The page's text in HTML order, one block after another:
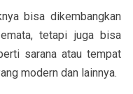
bisa dikembangkan
tetapi juga bisa
sarana atau tempat
modern dan lainnya.